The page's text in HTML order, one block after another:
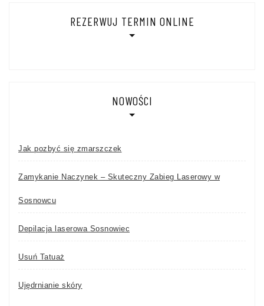
REZERWUJ TERMIN ONLINE
NOWOŚCI
Jak pozbyć się zmarszczek
Zamykanie Naczynek – Skuteczny Zabieg Laserowy w
Sosnowcu
Depilacja laserowa Sosnowiec
Usuń Tatuaż
Ujędrnianie skóry